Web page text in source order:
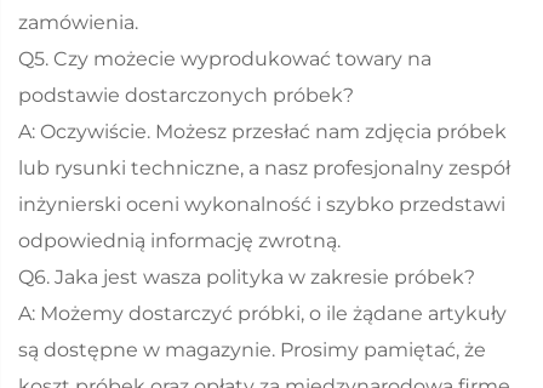
zamówienia.
Q5. Czy możecie wyprodukować towary na
podstawie dostarczonych próbek?
A: Oczywiście. Możesz przesłać nam zdjęcia próbek
lub rysunki techniczne, a nasz profesjonalny zespół
inżynierski oceni wykonalność i szybko przedstawi
odpowiednią informację zwrotną.
Q6. Jaka jest wasza polityka w zakresie próbek?
A: Możemy dostarczyć próbki, o ile żądane artykuły
są dostępne w magazynie. Prosimy pamiętać, że